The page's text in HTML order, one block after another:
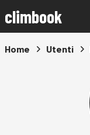
climbook
Home Utenti